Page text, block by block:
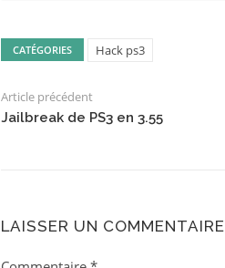
CATÉGORIES Hack ps3
Article précédent
Jailbreak de PS3 en 3.55
LAISSER UN COMMENTAIRE